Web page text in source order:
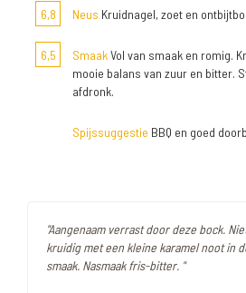
6,8 Neus Kruidnagel, zoet en
6,5 SmaakVol van smaak en romig.
mooie balans van zuur en bitter.
afdronk.
Spijssuggestie BBQ en goed
"Aangenaam verrast door deze bock.
kruidig met een kleine karamel noot in
smaak. Nasmaak fris-bitter. "